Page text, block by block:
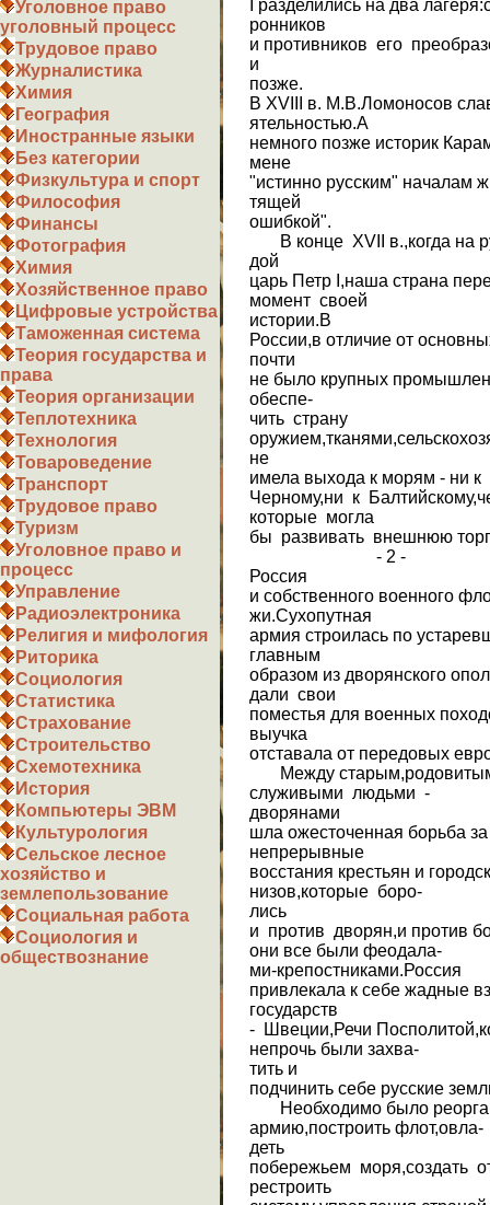
Уголовное право
уголовный процесс
Трудовое право
Журналистика
Химия
География
Иностранные языки
Без категории
Физкультура и спорт
Философия
Финансы
Фотография
Химия
Хозяйственное право
Цифровые устройства
Таможенная система
Теория государства и
права
Теория организации
Теплотехника
Технология
Товароведение
Транспорт
Трудовое право
Туризм
Уголовное право и
процесс
Управление
Радиоэлектроника
Религия и мифология
Риторика
Социология
Статистика
Страхование
Строительство
Схемотехника
История
Компьютеры ЭВМ
Культурология
Сельское лесное
хозяйство и
землепользование
Социальная работа
Социология и
обществознание
I разделились на два
ронников
и противников его
и
позже.
В XVIII в. М.В.Ломоносов
ятельностью.А
немного позже историк
мене
"истинно русским" началам
тящей
ошибкой".
В конце XVII в.,когда на
дой
царь Петр I,наша страна
момент своей
истории.В
России,в отличие от
почти
не было крупных
обеспе-
чить страну
не
имела выхода к морям - ни к
Черному,ни к
которые могла
бы развивать внешнюю
- 2 -
Россия
и собственного военного
жи.Сухопутная
армия строилась по
главным
образом из дворянского
дали свои
поместья для военных
выучка
отставала от передовых
Между
служивыми людьми -
дворянами
шла ожесточенная борьба
непрерывные
восстания крестьян и
низов,которые боро-
лись
и против дворян,и против
они все были феодала-
ми-крепостниками.Россия
привлекала к себе жадные
государств
- Швеции,Речи
непрочь были захва-
тить и
подчинить себе русские
Необходимо было
армию,построить флот,овла-
деть
побережьем моря,создать
рестроить